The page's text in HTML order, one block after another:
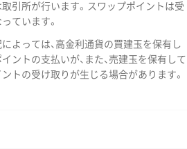
引所が行います。スワップポイントは受
ています。
よっては、高金利通貨の買建玉を保有し
ントの支払いが、また、売建玉を保有して
トの受け取りが生じる場合があります。